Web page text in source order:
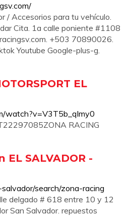
/ Accesorios para tu vehículo.
Cita. 1a calle poniente #1108
. +503 70890026.
Youtube Google-plus-g.
EL
watch?v=V3T5b_qImy0
RACING
EL SALVADOR -
search/zona-racing
delgado # 618 entre 10 y 12
San Salvador. repuestos